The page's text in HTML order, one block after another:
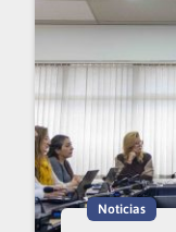
Noticias